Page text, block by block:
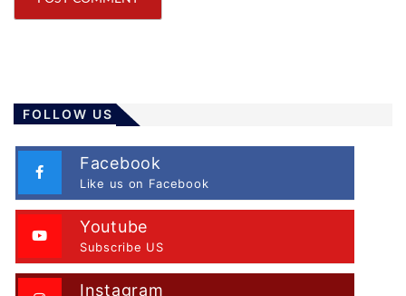
FOLLOW US
Facebook
Like us on Facebook
Youtube
Subscribe US
Instagram